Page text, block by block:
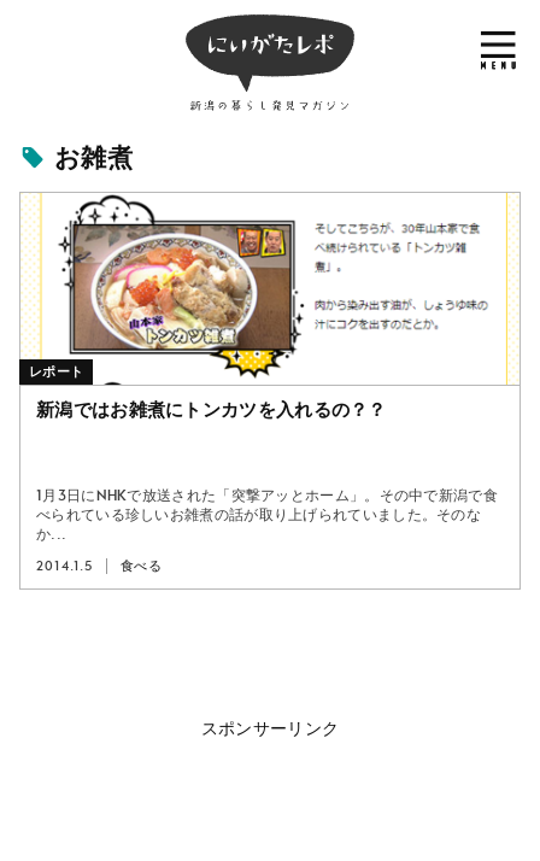
お雑煮
新潟ではお雑煮にトンカツを入れるの？？
1月3日にNHKで放送された「突撃アッとホーム」。その中で新潟で食
べられている珍しいお雑煮の話が取り上げられていました。そのな
か...
2014.1.5 食べる
レポート
スポンサーリンク